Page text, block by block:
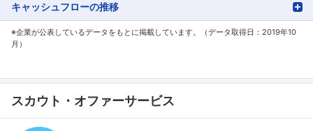
キャッシュフローの推移
※企業が公表しているデータをもとに掲載しています。（データ取得日：2019年10
月）
スカウト・オファーサービス